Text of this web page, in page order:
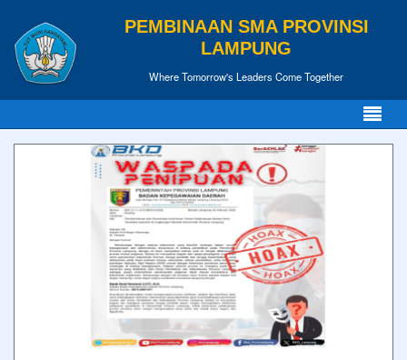
PEMBINAAN SMA PROVINSI
LAMPUNG
Where Tomorrow's Leaders Come Together